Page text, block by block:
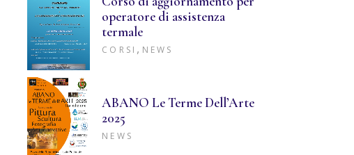
operatore di assistenza
termale
CORSI , NEWS
ABANO Le Terme Dell’Arte
2025
NEWS